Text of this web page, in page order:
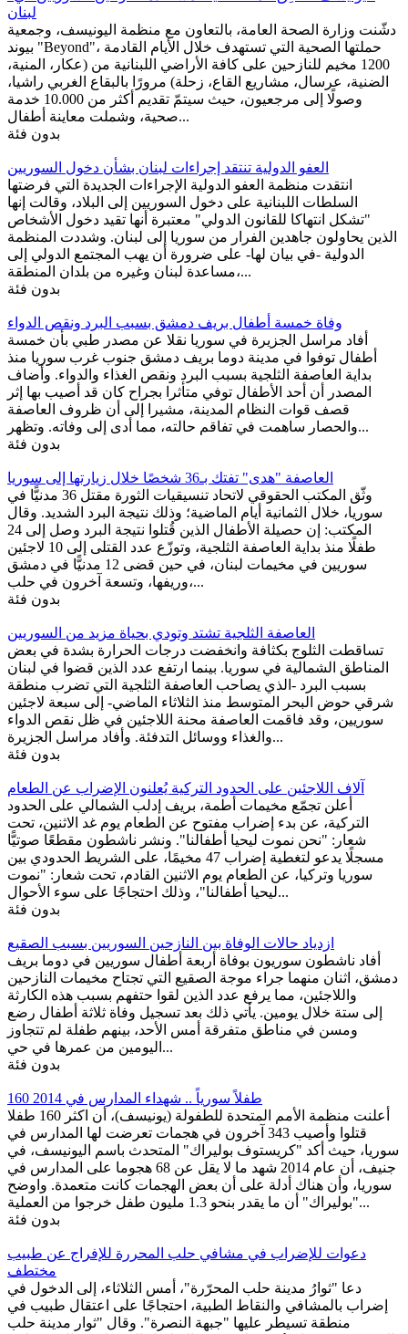
لبنان
دشّنت وزارة الصحة العامة، بالتعاون مع منظمة اليونيسف، وجمعية
بيوند "Beyond"، حملتها الصحية التي تستهدف خلال الأيام القادمة
1200 مخيم للنازحين على كافة الأراضي اللبنانية من (عكار، المنية،
الضنية، عرسال، مشاريع القاع، زحلة) مرورًا بالبقاع الغربي راشيا،
وصولًا إلى مرجعيون، حيث سيتمّ تقديم أكثر من 10.000 خدمة
صحية، وشملت معاينة أطفال...
بدون فئة
العفو الدولية تنتقد إجراءات لبنان بشأن دخول السوريين
انتقدت منظمة العفو الدولية الإجراءات الجديدة التي فرضتها
السلطات اللبنانية على دخول السوريين إلى البلاد، وقالت إنها
"تشكل انتهاكا للقانون الدولي" معتبرة أنها تقيد دخول الأشخاص
الذين يحاولون جاهدين الفرار من سوريا إلى لبنان. وشددت المنظمة
الدولية -في بيان لها- على ضرورة أن يهب المجتمع الدولي إلى
مساعدة لبنان وغيره من بلدان المنطقة،...
بدون فئة
وفاة خمسة أطفال بريف دمشق بسبب البرد ونقص الدواء
أفاد مراسل الجزيرة في سوريا نقلا عن مصدر طبي بأن خمسة
أطفال توفوا في مدينة دوما بريف دمشق جنوب غرب سوريا منذ
بداية العاصفة الثلجية بسبب البرد ونقص الغذاء والدواء. وأضاف
المصدر أن أحد الأطفال توفي متأثرا بجراح كان قد أصيب بها إثر
قصف قوات النظام المدينة، مشيرا إلى أن ظروف العاصفة
والحصار ساهمت في تفاقم حالته، مما أدى إلى وفاته. وتظهر...
بدون فئة
العاصفة "هدى" تفتك بـ36 شخصًا خلال زيارتها إلى سوريا
وثّق المكتب الحقوقي لاتحاد تنسيقيات الثورة مقتل 36 مدنيًّا في
سوريا، خلال الثمانية أيام الماضية؛ وذلك نتيجة البرد الشديد. وقال
المكتب: إن حصيلة الأطفال الذين قُتلوا نتيجة البرد وصل إلى 24
طفلًا منذ بداية العاصفة الثلجية، وتوزّع عدد القتلى إلى 10 لاجئين
سوريين في مخيمات لبنان، في حين قضى 12 مدنيًّا في دمشق
وريفها، وتسعة آخرون في حلب،...
بدون فئة
العاصفة الثلجية تشتد وتودي بحياة مزيد من السوريين
تساقطت الثلوج بكثافة وانخفضت درجات الحرارة بشدة في بعض
المناطق الشمالية في سوريا. بينما ارتفع عدد الذين قضوا في لبنان
بسبب البرد -الذي يصاحب العاصفة الثلجية التي تضرب منطقة
شرقي حوض البحر المتوسط منذ الثلاثاء الماضي- إلى سبعة لاجئين
سوريين، وقد فاقمت العاصفة محنة اللاجئين في ظل نقص الدواء
والغذاء ووسائل التدفئة. وأفاد مراسل الجزيرة...
بدون فئة
آلاف اللاجئين على الحدود التركية يُعلنون الإضراب عن الطعام
أعلن تجمّع مخيمات أطمة، بريف إدلب الشمالي على الحدود
التركية، عن بدء إضراب مفتوح عن الطعام يوم غد الاثنين، تحت
شعار: "نحن نموت ليحيا أطفالنا". ونشر ناشطون مقطعًا صوتيًّا
مسجلًا يدعو لتغطية إضراب 47 مخيمًا، على الشريط الحدودي بين
سوريا وتركيا، عن الطعام يوم الاثنين القادم، تحت شعار: "نموت
ليحيا أطفالنا"، وذلك احتجاجًا على سوء الأحوال...
بدون فئة
ازدياد حالات الوفاة بين النازحين السوريين بسبب الصقيع
أفاد ناشطون سوريون بوفاة أربعة أطفال سوريين في دوما بريف
دمشق، اثنان منهما جراء موجة الصقيع التي تجتاح مخيمات النازحين
واللاجئين، مما يرفع عدد الذين لقوا حتفهم بسبب هذه الكارثة
إلى ستة خلال يومين. يأتي ذلك بعد تسجيل وفاة ثلاثة أطفال رضع
ومسن في مناطق متفرقة أمس الأحد، بينهم طفلة لم تتجاوز
اليومين من عمرها في حي...
بدون فئة
160 طفلاً سورياً .. شهداء المدارس في 2014
أعلنت منظمة الأمم المتحدة للطفولة (يونيسف)، أن اكثر 160 طفلا
قتلوا وأصيب 343 آخرون في هجمات تعرضت لها المدارس في
سوريا، حيث أكد "كريستوف بوليراك" المتحدث باسم اليونيسف، في
جنيف، أن عام 2014 شهد ما لا يقل عن 68 هجوما على المدارس في
سوريا، وأن هناك أدلة على أن بعض الهجمات كانت متعمدة. واوضح
"بوليراك" أن ما يقدر بنحو 1.3 مليون طفل خرجوا من العملية...
بدون فئة
دعوات للإضراب في مشافي حلب المحررة للإفراج عن طبيب
مختطف
دعا "ثوارُ مدينة حلب المحرّرة"، أمس الثلاثاء، إلى الدخول في
إضراب بالمشافي والنقاط الطبية، احتجاجًا على اعتقال طبيب في
منطقة تسيطر عليها "جبهة النصرة". وقال "ثوار مدينة حلب